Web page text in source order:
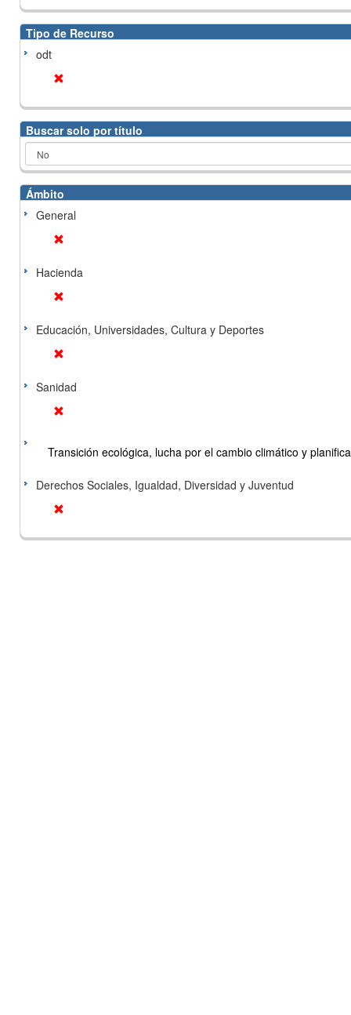
Tipo de Recurso
odt
Buscar solo por título
Ámbito
General
Hacienda
Educación, Universidades, Cultura y Deportes
Sanidad
Transición ecológica, lucha por el cambio climático y
Derechos Sociales, Igualdad, Diversidad y Juventud